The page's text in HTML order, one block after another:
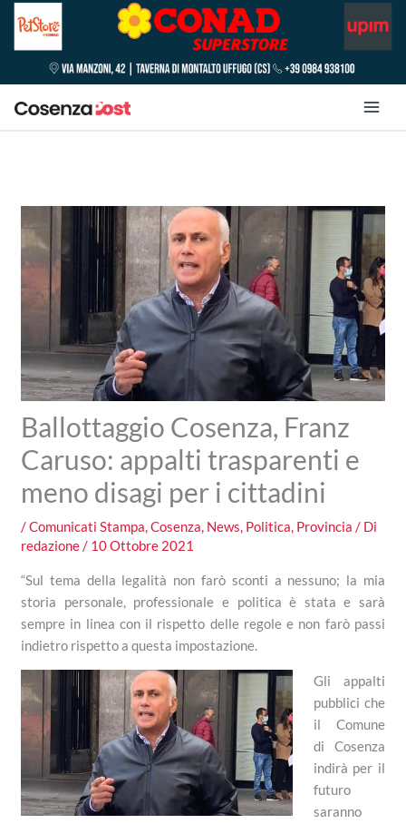
Ballottaggio Cosenza, Franz
Caruso: appalti trasparenti e
meno disagi per i cittadini
/Comunicati Stampa,Cosenza, News, Politica, Provincia / Di
redazione/ 10 Ottobre 2021
“Sul tema della legalità non farò sconti a nessuno; la mia
storia personale, professionale e politica è stata e sarà
sempre in linea con il rispetto delle regole e non farò passi
indietro rispetto a questa impostazione.
Gli appalti
pubblici che
il Comune
di Cosenza
indirà per il
futuro
saranno